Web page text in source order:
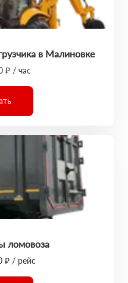
в Малиновке
₽ / час
ломовоза
₽ / рейс